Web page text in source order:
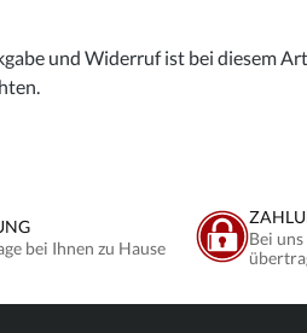
und Widerruf ist bei diesem
bei Ihnen zu Hause
Bei